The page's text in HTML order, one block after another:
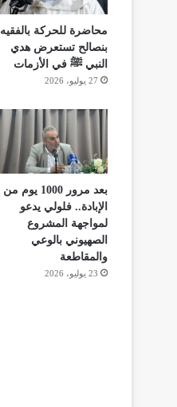
محاضرة للحركة بالفقيه
بنصالح تستعرض هدي
النبي ﷺ في الأزمات
27 يوليو، 2026
بعد مرور 1000 يوم من
الإبادة.. فلولي يدعو
لمواجهة المشروع
الصهيوني بالوعي
والمقاطعة
23 يوليو، 2026